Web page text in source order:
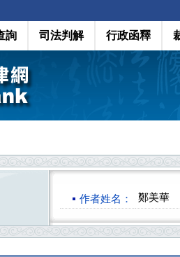
詢 司法判解 行政函釋
作者姓名： 鄭美華